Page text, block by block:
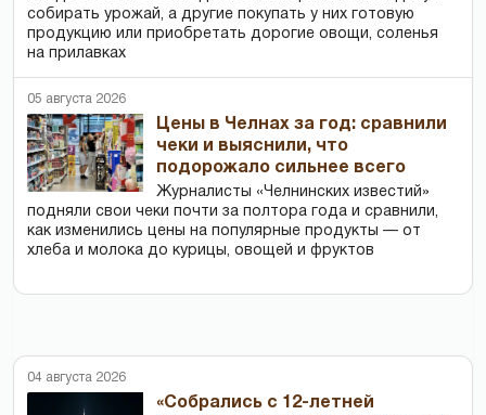
собирать урожай, а другие покупать у них готовую
продукцию или приобретать дорогие овощи, соленья
на прилавках
05 августа 2026
Цены в Челнах за год: сравнили
чеки и выяснили, что
подорожало сильнее всего
Журналисты «Челнинских известий»
подняли свои чеки почти за полтора года и сравнили,
как изменились цены на популярные продукты — от
хлеба и молока до курицы, овощей и фруктов
04 августа 2026
«Собрались с 12-летней